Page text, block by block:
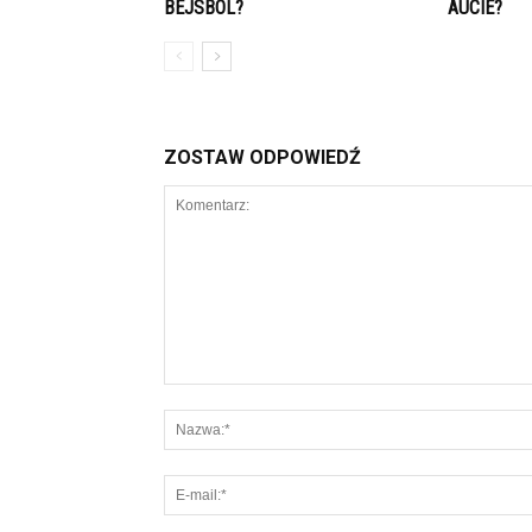
BEJSBOL?
AUCIE?
ZOSTAW ODPOWIEDŹ